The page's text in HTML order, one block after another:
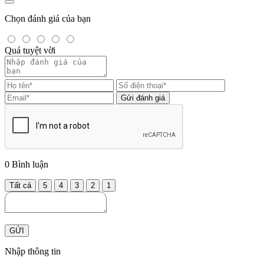
Chọn đánh giá của bạn
Quá tuyệt vời
Gửi đánh giá
0 Bình luận
Tất cả 5 4 3 2 1
GỬI
Nhập thông tin